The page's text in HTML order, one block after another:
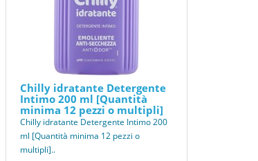
Chilly idratante Detergente
Intimo 200 ml [Quantità
minima 12 pezzi o multipli]
Chilly idratante Detergente Intimo 200
ml [Quantità minima 12 pezzi o
multipli]..